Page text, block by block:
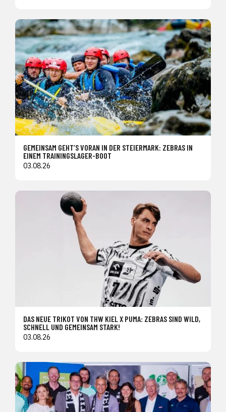
GEMEINSAM GEHT’S VORAN IN DER STEIERMARK: ZEBRAS IN
EINEM TRAININGSLAGER-BOOT
03.08.26
DAS NEUE TRIKOT VON THW KIEL X PUMA: ZEBRAS SIND WILD,
SCHNELL UND GEMEINSAM STARK!
03.08.26